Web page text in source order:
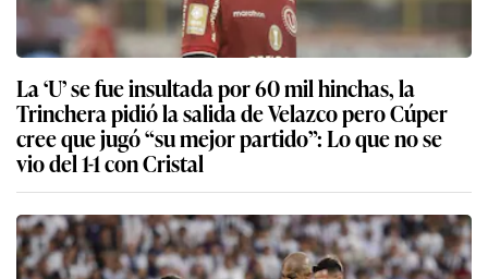
La ‘U’ se fue insultada por 60 mil hinchas, la
Trinchera pidió la salida de Velazco pero Cúper
cree que jugó “su mejor partido”: Lo que no se
vio del 1-1 con Cristal